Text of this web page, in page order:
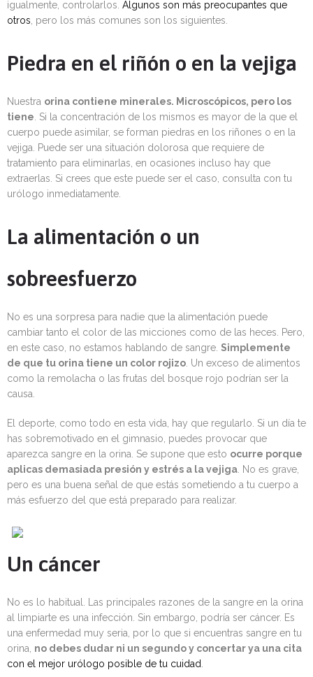
igualmente, controlarlos. Algunos son más preocupantes que
otros , pero los más comunes son los siguientes.
Piedra en el riñón o en la vejiga
Nuestra orina contiene minerales. Microscópicos, pero los
tiene . Si la concentración de los mismos es mayor de la que el
cuerpo puede asimilar, se forman piedras en los riñones o en la
vejiga. Puede ser una situación dolorosa que requiere de
tratamiento para eliminarlas, en ocasiones incluso hay que
extraerlas. Si crees que este puede ser el caso, consulta con tu
urólogo inmediatamente.
La alimentación o un
sobreesfuerzo
No es una sorpresa para nadie que la alimentación puede
cambiar tanto el color de las micciones como de las heces. Pero,
en este caso, no estamos hablando de sangre. Simplemente
de que tu orina tiene un color rojizo . Un exceso de alimentos
como la remolacha o las frutas del bosque rojo podrían ser la
causa.
El deporte, como todo en esta vida, hay que regularlo. Si un día te
has sobremotivado en el gimnasio, puedes provocar que
aparezca sangre en la orina. Se supone que esto ocurre porque
aplicas demasiada presión y estrés a la vejiga . No es grave,
pero es una buena señal de que estás sometiendo a tu cuerpo a
más esfuerzo del que está preparado para realizar.
Un cáncer
No es lo habitual. Las principales razones de la sangre en la orina
al limpiarte es una infección. Sin embargo, podría ser cáncer. Es
una enfermedad muy seria, por lo que si encuentras sangre en tu
orina, no debes dudar ni un segundo y concertar ya una cita
con el mejor urólogo posible de tu cuidad